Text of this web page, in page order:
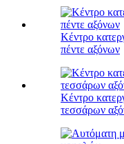
Κέντρο
πέντε αξόνων
Κέντρο
τεσσάρων